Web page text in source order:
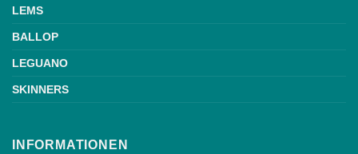
LEMS
BALLOP
LEGUANO
SKINNERS
INFORMATIONEN